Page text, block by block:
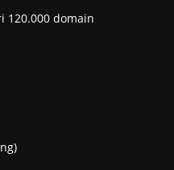
120.000 domain